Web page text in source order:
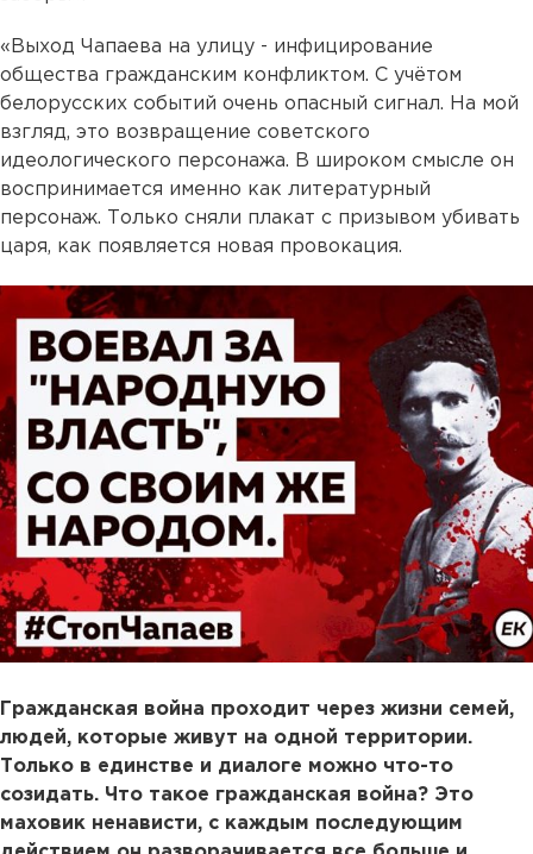
«Выход Чапаева на улицу - инфицирование
общества гражданским конфликтом. С учётом
белорусских событий очень опасный сигнал. На мой
взгляд, это возвращение советского
идеологического персонажа. В широком смысле он
воспринимается именно как литературный
персонаж. Только сняли плакат с призывом убивать
царя, как появляется новая провокация.
Гражданская война проходит через жизни семей,
людей, которые живут на одной территории.
Только в единстве и диалоге можно что-то
созидать. Что такое гражданская война? Это
маховик ненависти, с каждым последующим